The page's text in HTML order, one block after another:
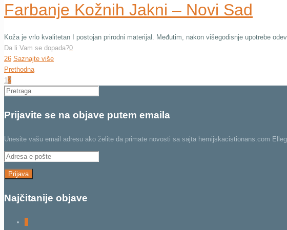
Farbanje Kožnih Jakni – Novi Sad
Koža je vrlo kvalitetan I postojan prirodni materijal. Međutim, nakon višegodisnje upotrebe
Da li Vam se dopada?0
26 Saznajte više
Prethodna
1 2
Prijavite se na objave putem emaila
Unesite vašu email adresu ako želite da primate novosti sa sajta hemijskacistionans.com
Adresa
e-
pošte
Najčitanije objave